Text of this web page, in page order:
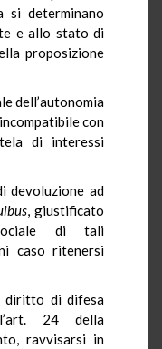
si determinano
e allo stato di
proposizione
dell’autonomia
con
di interessi
devoluzione ad
, giustificato
di tali
caso ritenersi
diritto di difesa
24 della
ravvisarsi in